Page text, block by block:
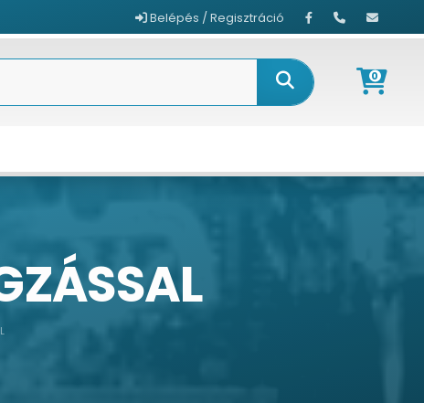
Belépés / Regisztráció
0